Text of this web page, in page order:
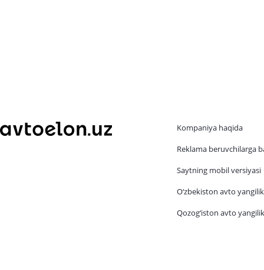
Kompaniya haqida
Reklama beruvchilarga
Saytning mobil versiyasi
O‘zbekiston avto
Qozog‘iston avto